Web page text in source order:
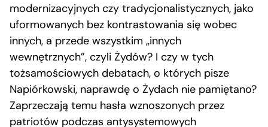
modernizacyjnych czy tradycjonalistycznych, jako
uformowanych bez kontrastowania się wobec
innych, a przede wszystkim „innych
wewnętrznych”, czyli Żydów? I czy w tych
tożsamościowych debatach, o których pisze
Napiórkowski, naprawdę o Żydach nie pamiętano?
Zaprzeczają temu hasła wznoszonych przez
patriotów podczas antysystemowych